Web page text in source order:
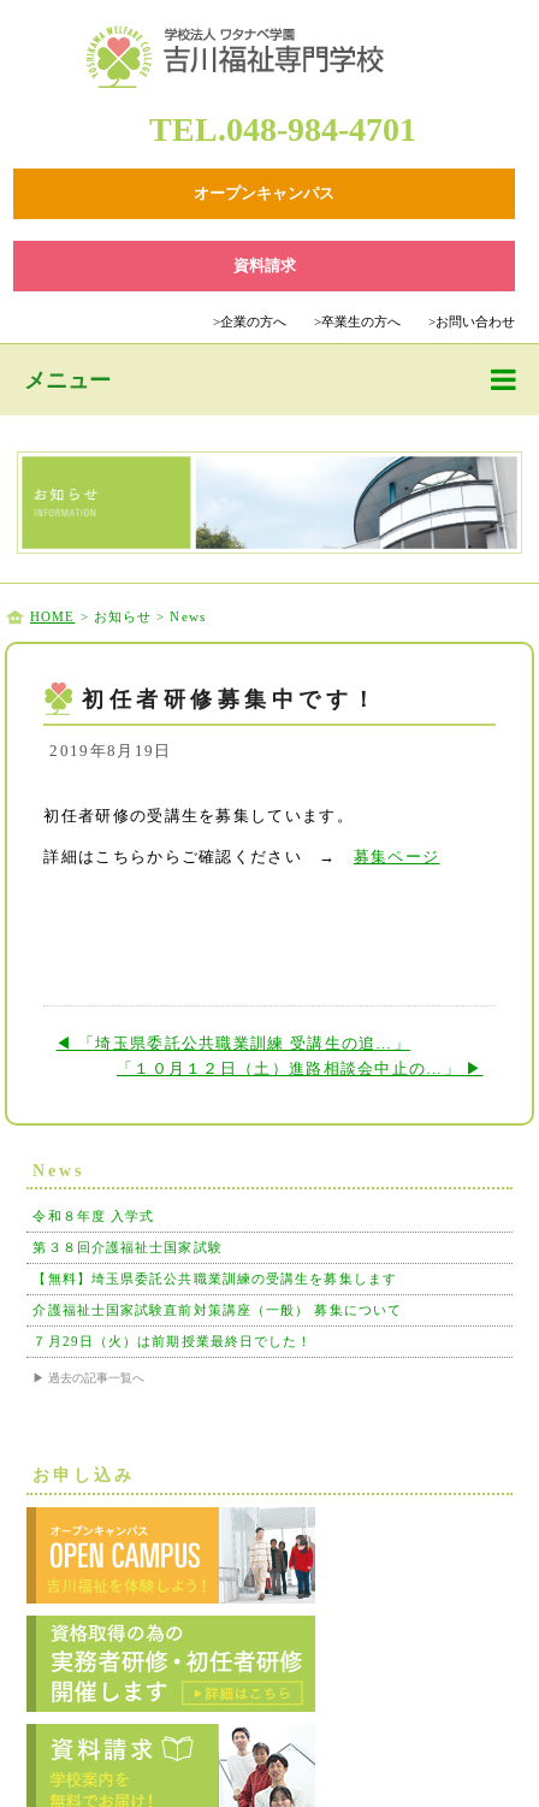
TEL.048-984-4701
オープンキャンパス
資料請求
>企業の方へ >卒業生の方へ >お問い合わせ
メニュー
HOME > お知らせ > News
初任者研修募集中です！
2019年8月19日
初任者研修の受講生を募集しています。
詳細はこちらからご確認ください → 募集ページ
◀ 「埼玉県委託公共職業訓練 受講生の追…」
「１０月１２日（土）進路相談会中止の…」 ▶
News
令和８年度 入学式
第３８回介護福祉士国家試験
【無料】埼玉県委託公共職業訓練の受講生を募集します
介護福祉士国家試験直前対策講座（一般） 募集について
７月29日（火）は前期授業最終日でした！
▶ 過去の記事一覧へ
お申し込み